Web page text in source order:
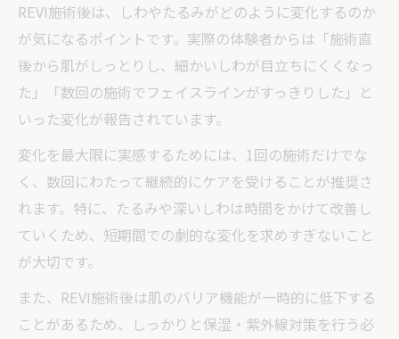
REVI施術後は、しわやたるみがどのように変化するのか
が気になるポイントです。実際の体験者からは「施術直
後から肌がしっとりし、細かいしわが目立ちにくくなっ
た」「数回の施術でフェイスラインがすっきりした」と
いった変化が報告されています。
変化を最大限に実感するためには、1回の施術だけでな
く、数回にわたって継続的にケアを受けることが推奨さ
れます。特に、たるみや深いしわは時間をかけて改善し
ていくため、短期間での劇的な変化を求めすぎないこと
が大切です。
また、REVI施術後は肌のバリア機能が一時的に低下する
ことがあるため、しっかりと保湿・紫外線対策を行う必